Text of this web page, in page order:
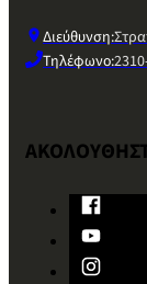
Διεύθυνση:
Τηλέφωνο: